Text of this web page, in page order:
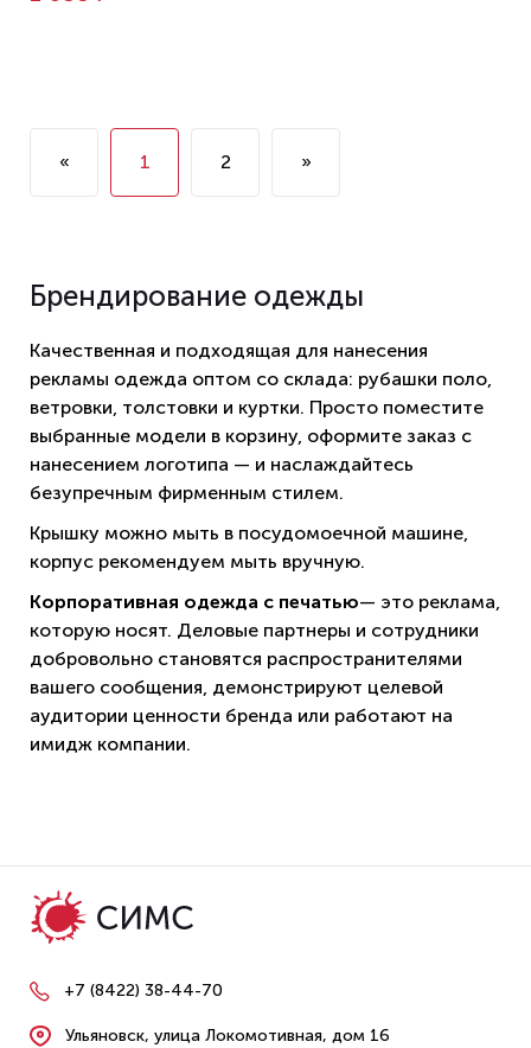
« 1 2 »
Брендирование одежды
Качественная и подходящая для нанесения
рекламы одежда оптом со склада: рубашки поло,
ветровки, толстовки и куртки. Просто поместите
выбранные модели в корзину, оформите заказ с
нанесением логотипа — и наслаждайтесь
безупречным фирменным стилем.
Крышку можно мыть в посудомоечной машине,
корпус рекомендуем мыть вручную.
Корпоративная одежда с печатью— это реклама,
которую носят. Деловые партнеры и сотрудники
добровольно становятся распространителями
вашего сообщения, демонстрируют целевой
аудитории ценности бренда или работают на
имидж компании.
+7 (8422) 38-44-70
Ульяновск, улица Локомотивная, дом 16